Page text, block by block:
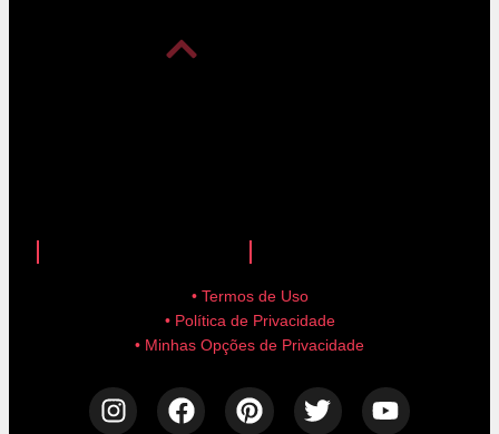
• Termos de Uso
• Política de Privacidade
• Minhas Opções de Privacidade